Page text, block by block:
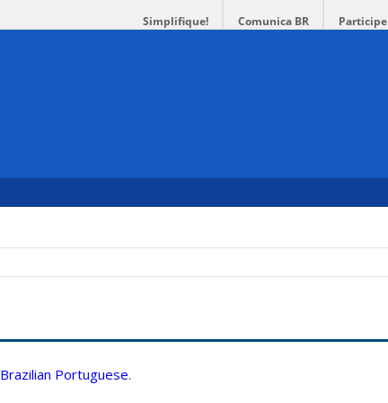
Simplifique! Comunica BR Participe
Brazilian Portuguese.